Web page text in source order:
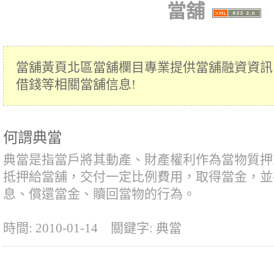
當舖
當舖黃頁北區當舖欄目專業提供當舖融資資
借錢等相關當舖信息!
何謂典當
典當是指當戶將其動產、財產權利作為當物質
抵押給當舖，交付一定比例費用，取得當金，
息、償還當金、贖回當物的行為。
時間: 2010-01-14 關鍵字: 典當